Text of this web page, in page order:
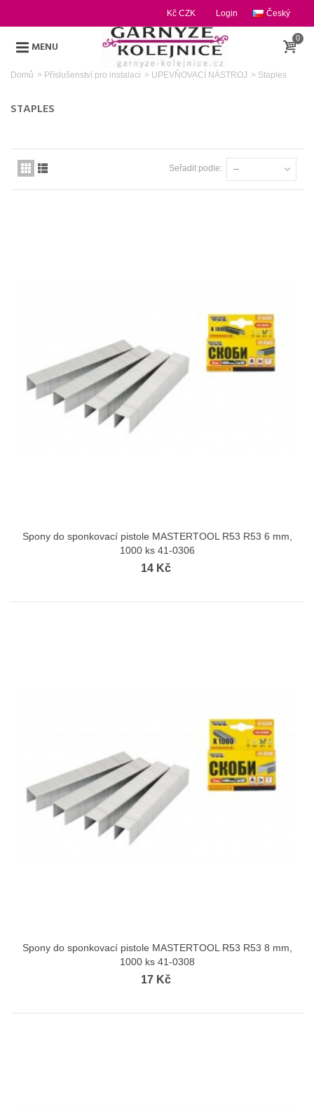
Český
Login
Kč CZK
MENU
0
Domů > Příslušenství pro instalaci > UPEVŇOVACÍ NÁSTROJ > Staples
STAPLES
Seřadit podle: --
Spony do sponkovací pistole MASTERTOOL R53 R53 6 mm,
1000 ks 41-0306
14 Kč
Spony do sponkovací pistole MASTERTOOL R53 R53 8 mm,
1000 ks 41-0308
17 Kč